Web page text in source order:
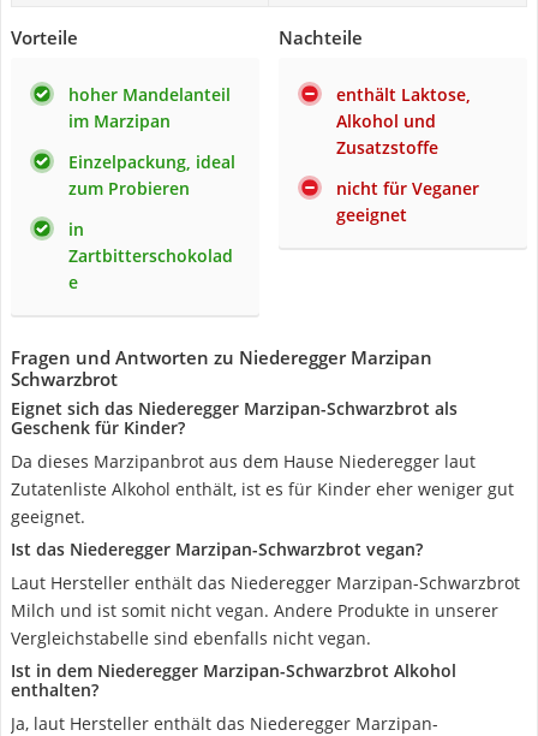
Vorteile
hoher Mandelanteil
im Marzipan
Einzelpackung, ideal
zum Probieren
in
Zartbitterschokolad
e
Nachteile
enthält Laktose,
Alkohol und
Zusatzstoffe
nicht für Veganer
geeignet
Fragen und Antworten zu Niederegger Marzipan
Schwarzbrot
Eignet sich das Niederegger Marzipan-Schwarzbrot als
Geschenk für Kinder?
Da dieses Marzipanbrot aus dem Hause Niederegger laut
Zutatenliste Alkohol enthält, ist es für Kinder eher weniger gut
geeignet.
Ist das Niederegger Marzipan-Schwarzbrot vegan?
Laut Hersteller enthält das Niederegger Marzipan-Schwarzbrot
Milch und ist somit nicht vegan. Andere Produkte in unserer
Vergleichstabelle sind ebenfalls nicht vegan.
Ist in dem Niederegger Marzipan-Schwarzbrot Alkohol
enthalten?
Ja, laut Hersteller enthält das Niederegger Marzipan-